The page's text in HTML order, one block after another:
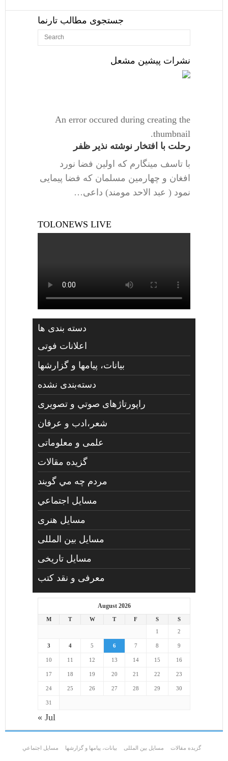
جستجوی مطالب تارنما
نشرات پیشین مشعل
An error occured during creating the
thumbnail.
رحلت با افتخار نوشته نذیر ظفر
با تاسف مینگارم که اولین فضا نورد
افغان و چهارمین مسلمان که فضا پیمایی
نمود ( عبد الاحد مومند) داعی…
TOLONEWS LIVE
دسته بندی ها
اعلانات فوتی
بیانات، پیامها و گزارشها
دسته‌بندی نشده
راپورتاژهای صوتي و تصويری
شعر،ادب و عرفان
علمی و معلوماتی
گزیده مقالات
مردم چه مي گويند
مسايل اجتماعي
مسايل هنری
مسایل بین المللی
مسایل تاریخی
معرفی و نقد کتب
August 2026
M T W T F S
S
1
2
3 4 5 6 7 8 9
10 11 12 13 14 15 16
17 18 19 20 21 22 23
24 25 26 27 28 29 30
31
« Jul
گزیده مقالات مسایل بین المللی بیانات، پیامها و گزارشها مسايل اجتماعي